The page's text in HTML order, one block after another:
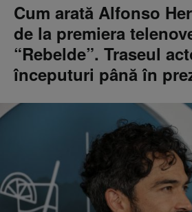
Cum arată Alfonso
de la premiera
“Rebelde”. Traseul
începuturi până în